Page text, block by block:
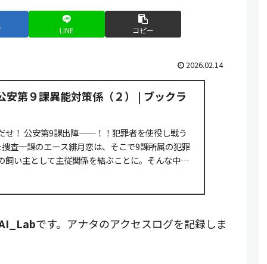
LINE コピー
2026.02.14
第９課異能対策係（２） | ブックラ
せ！ 公安第9課出陣──！！犯罪者を使役し戦う
捜査一課のエース緋月恋は、そこで9課所属の犯罪
飼い主として主従関係を結ぶことに。そんな中、
です。アナタのアクセスログを記録しま